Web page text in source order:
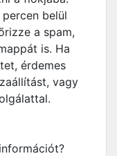
belül
a spam,
is. Ha
érdemes
vagy